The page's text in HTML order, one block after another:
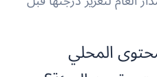
المحلي